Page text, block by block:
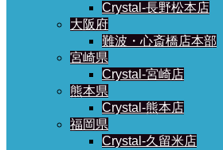
Crystal-長野松本店
大阪府
難波・心斎橋店本部
宮崎県
Crystal-宮崎店
熊本県
Crystal-熊本店
福岡県
Crystal-久留米店